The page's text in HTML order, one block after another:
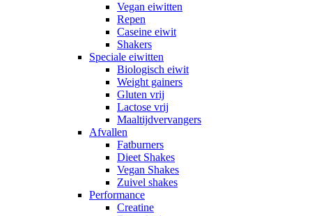
Vegan eiwitten
Repen
Caseine eiwit
Shakers
Speciale eiwitten
Biologisch eiwit
Weight gainers
Gluten vrij
Lactose vrij
Maaltijdvervangers
Afvallen
Fatburners
Dieet Shakes
Vegan Shakes
Zuivel shakes
Performance
Creatine